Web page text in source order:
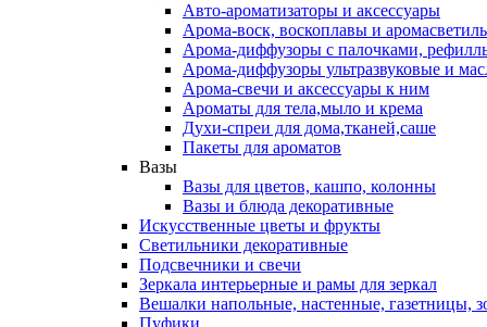
Авто-ароматизаторы и аксессуары
Арома-воск, воскоплавы и
Арома-диффузоры с палочками,
Арома-диффузоры ультразвуковые и
Арома-свечи и аксессуары к ним
Ароматы для тела,мыло и крема
Духи-спреи для дома,тканей,саше
Пакеты для ароматов
Вазы
Вазы для цветов, кашпо, колонны
Вазы и блюда декоративные
Искусственные цветы и фрукты
Светильники декоративные
Подсвечники и свечи
Зеркала интерьерные и рамы для зеркал
Вешалки напольные, настенные, газетницы,
Пуфики